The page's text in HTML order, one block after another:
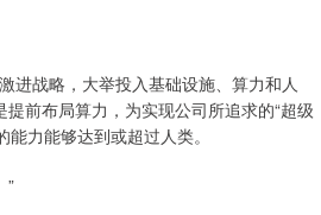
进战略，大举投入基础设施、算力和人
前布局算力，为实现公司所追求的“超级
力能够达到或超过人类。
”